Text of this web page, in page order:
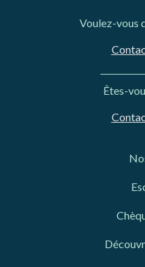
Voulez-vous
Êtes-